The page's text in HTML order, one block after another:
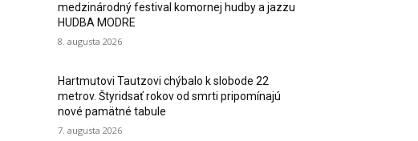
medzinárodný festival komornej hudby a jazzu
HUDBA MODRE
8. augusta 2026
Hartmutovi Tautzovi chýbalo k slobode 22
metrov. Štyridsať rokov od smrti pripomínajú
nové pamätné tabule
7. augusta 2026